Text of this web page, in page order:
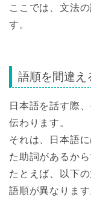
ここでは、文法
す。
語順を間違え
日本語を話す際
伝わります。
それは、日本語
た助詞があるから
たとえば、以下
語順が異なります